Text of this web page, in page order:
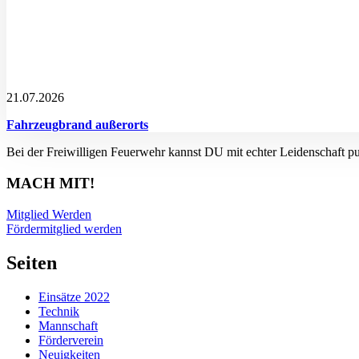
21.07.2026
Fahrzeugbrand außerorts
Bei der Freiwilligen Feuerwehr kannst DU mit echter Leidenschaft
MACH MIT!
Mitglied Werden
Fördermitglied werden
Seiten
Einsätze 2022
Technik
Mannschaft
Förderverein
Neuigkeiten